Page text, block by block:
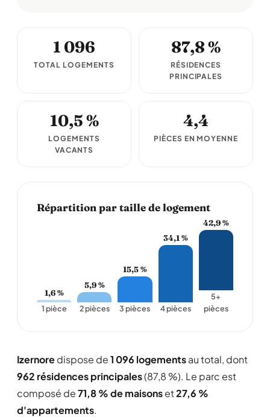
1 096
TOTAL LOGEMENTS
87,8 %
RÉSIDENCES
PRINCIPALES
10,5 %
LOGEMENTS
VACANTS
4,4
PIÈCES EN MOYENNE
Répartition par taille de logement
1,6 %
1 pièce
5,9 %
2 pièces
15,5 %
3 pièces
34,1 %
4 pièces
42,9 %
5+
pièces
Izernoredispose de1 096 logementsau total, dont
962 résidences principales(87,8 %). Le parc est
composé de71,8 % de maisonset27,6 %
d'appartements.